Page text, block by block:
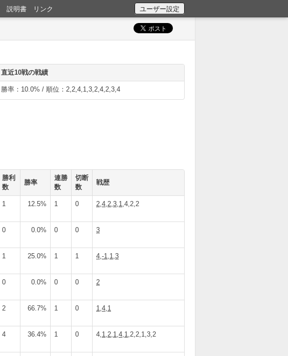
説明書 リンク
直近10戦の戦績
勝率：10.0% / 順位：2,2,4,1,3,2,4,2,3,4
勝利
数
勝率
連勝
数
切断
数
戦歴
1 12.5% 1 0 2,4,2,3,1,4,2,2
0 0.0% 0 0 3
1 25.0% 1 1 4,-1,1,3
0 0.0% 0 0 2
2 66.7% 1 0 1,4,1
4 36.4% 1 0 4,1,2,1,4,1,2,2,1,3,2